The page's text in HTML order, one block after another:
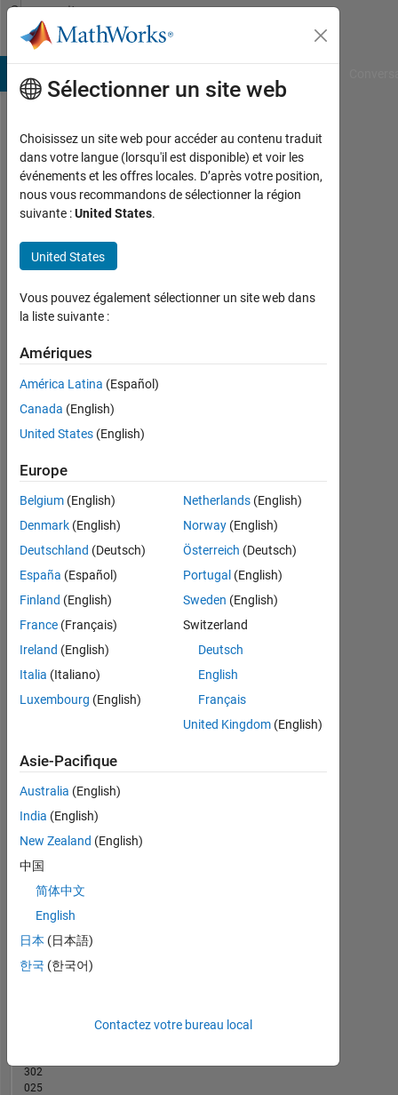
Passer au contenu
Community
Profile
Sumit
Kumar
Sharma
Last
seen:
6 ans il
y a
Actif
depuis
Followers:
Following:
Statistiques
CONTRIBUTIONS
-2-1
3
4
56
302
025
Sélectionner un site web
Choisissez un site web pour accéder au contenu traduit
dans votre langue (lorsqu'il est disponible) et voir les
événements et les offres locales. D’après votre position,
nous vous recommandons de sélectionner la région
suivante :United States.
United States
Vous pouvez également sélectionner un site web dans
la liste suivante :
Amériques
América Latina (Español)
Canada (English)
United States (English)
Europe
Belgium (English)
Denmark (English)
Deutschland (Deutsch)
España (Español)
Finland (English)
France (Français)
Ireland (English)
Italia (Italiano)
Luxembourg (English)
Netherlands(English)
Norway(English)
Österreich (Deutsch)
Portugal (English)
Sweden (English)
Switzerland
Deutsch
English
Français
United Kingdom(English)
Asie-Pacifique
Australia (English)
India (English)
New Zealand (English)
中国
简体中文
English
日本 (日本語)
한국 (한국어)
Contactez votre bureau local